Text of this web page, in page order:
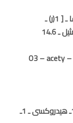
3 أوكسى ـ استيل ـ 8.7 ثنانى هيدرو ـ 7 ألفا ـ [ 1(ر) ـ
هيدروكسى ـ 1ـ مثيل بيوتيل ]6 أوكسى ـ مثيل ـ 14.6
O3 – acety
3 أوكسى ـ استيل رباعى هيدرو ـ 7 ألفا ـ (1ـ هيدروكسى ـ 1ـ